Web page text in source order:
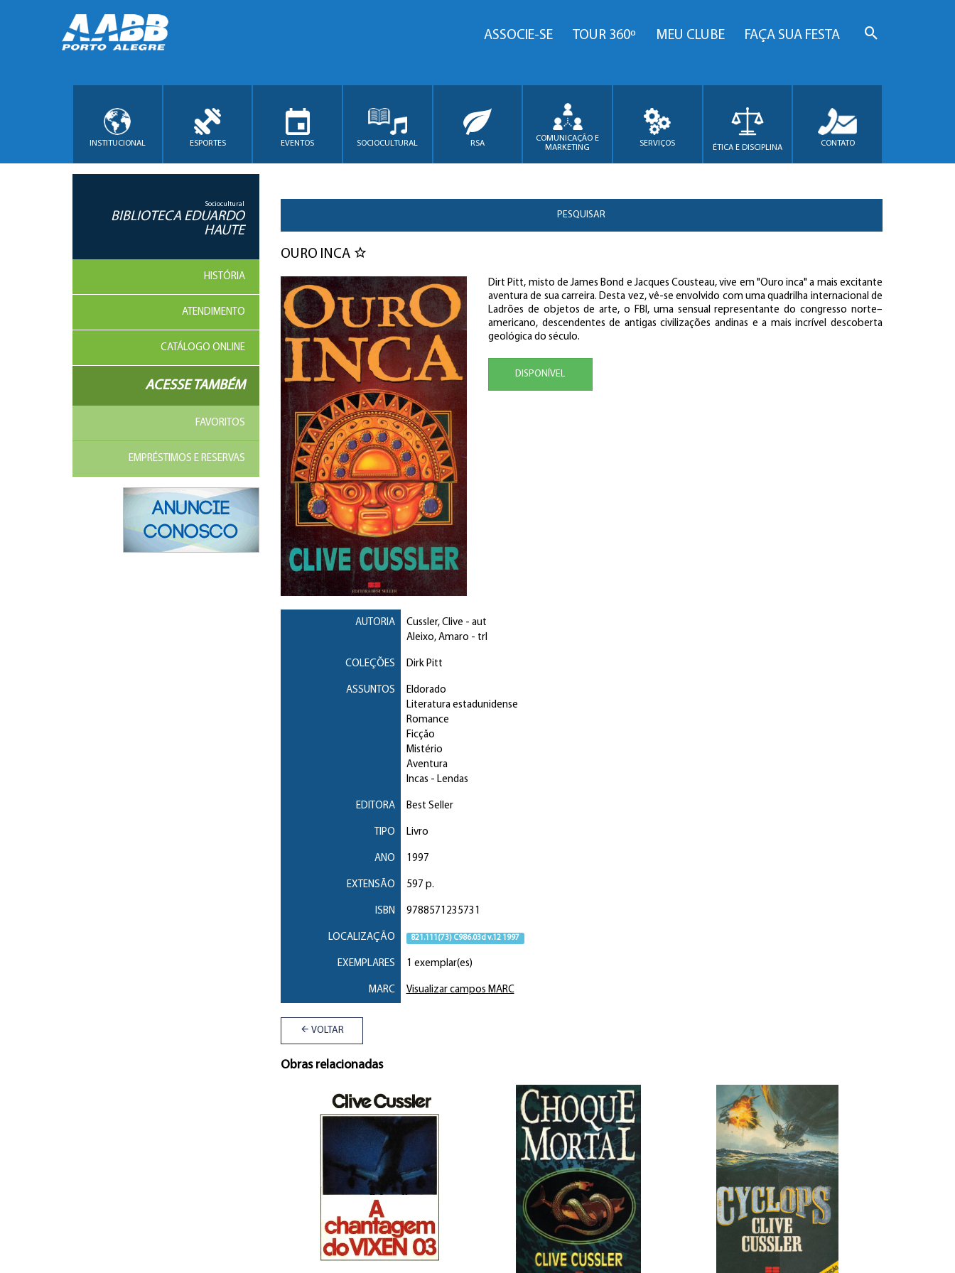
ASSOCIE-SE TOUR 360º MEU CLUBE FAÇA SUA FESTA
INSTITUCIONAL ESPORTES EVENTOS SOCIOCULTURAL RSA
COMUNICAÇÃO E
MARKETING
SERVIÇOS ÉTICA E DISCIPLINA CONTATO
Sociocultural
BIBLIOTECA EDUARDO
HAUTE
HISTÓRIA
ATENDIMENTO
CATÁLOGO ONLINE
ACESSE TAMBÉM
FAVORITOS
EMPRÉSTIMOS E RESERVAS
PESQUISAR
OURO INCA
Dirt Pitt, misto de James Bond e Jacques Cousteau, vive em "Ouro inca" a mais excitante
aventura de sua carreira. Desta vez, vê-se envolvido com uma quadrilha internacional de
Ladrões de objetos de arte, o FBI, uma sensual representante do congresso norte–
americano, descendentes de antigas civilizações andinas e a mais incrível descoberta
geológica do século.
DISPONÍVEL
AUTORIA Cussler, Clive - aut
Aleixo, Amaro - trl
COLEÇÕES Dirk Pitt
ASSUNTOS
Eldorado
Literatura estadunidense
Romance
Ficção
Mistério
Aventura
Incas - Lendas
EDITORA Best Seller
TIPO Livro
ANO 1997
EXTENSÃO 597 p.
ISBN 9788571235731
LOCALIZAÇÃO 821.111(73) C986.03d v.12 1997
EXEMPLARES 1 exemplar(es)
MARC Visualizar campos MARC
VOLTAR
Obras relacionadas